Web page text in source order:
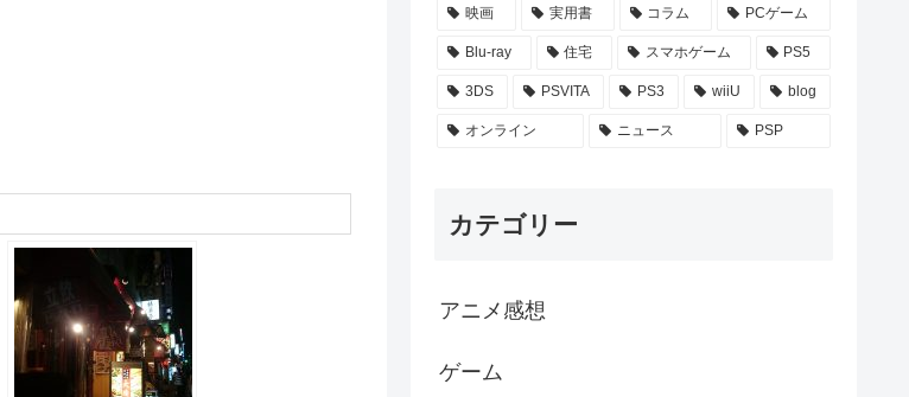
映画 実用書 コラム PCゲーム
Blu-ray 住宅 スマホゲーム PS5
3DS PSVITA PS3 wiiU blog
オンライン ニュース PSP
カテゴリー
アニメ感想
ゲーム